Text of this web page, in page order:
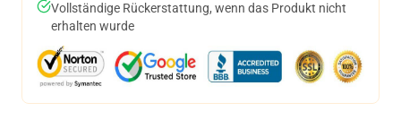
Vollständige Rückerstattung, wenn das Produkt nicht
erhalten wurde